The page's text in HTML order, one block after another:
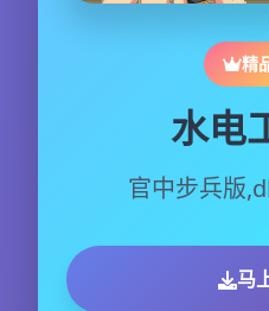
精
水电
官中步兵版
马